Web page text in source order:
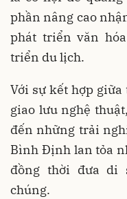
phần nâng cao
phát triển văn
triển du lịch.
Với sự kết hợp
giao lưu nghệ
đến những trải
Bình Định lan tỏa
đồng thời đưa di
chúng.